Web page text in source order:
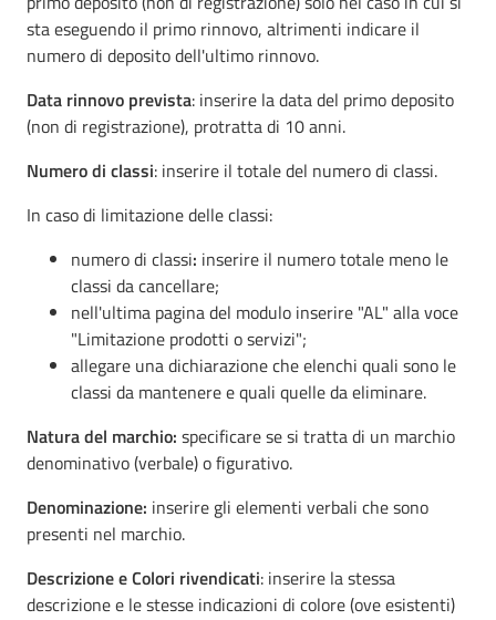
sta eseguendo il primo rinnovo, altrimenti indicare il
numero di deposito dell'ultimo rinnovo.
Data rinnovo prevista: inserire la data del primo deposito
(non di registrazione), protratta di 10 anni.
Numero di classi: inserire il totale del numero di classi.
In caso di limitazione delle classi:
numero di classi: inserire il numero totale meno le
classi da cancellare;
nell'ultima pagina del modulo inserire "AL" alla voce
"Limitazione prodotti o servizi";
allegare una dichiarazione che elenchi quali sono le
classi da mantenere e quali quelle da eliminare.
Natura del marchio: specificare se si tratta di un marchio
denominativo (verbale) o figurativo.
Denominazione: inserire gli elementi verbali che sono
presenti nel marchio.
Descrizione e Colori rivendicati: inserire la stessa
descrizione e le stesse indicazioni di colore (ove esistenti)